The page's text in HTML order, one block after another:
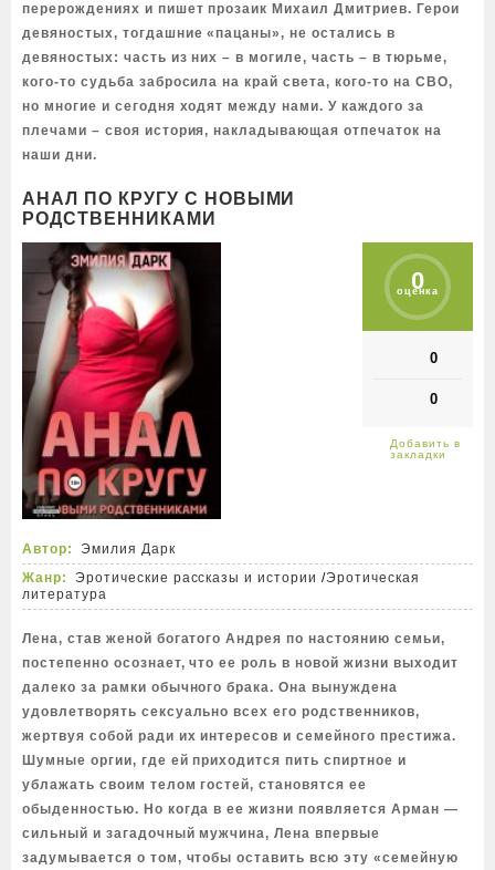
перерождениях и пишет прозаик Михаил Дмитриев. Герои
девяностых, тогдашние «пацаны», не остались в
девяностых: часть из них – в могиле, часть – в тюрьме,
кого-то судьба забросила на край света, кого-то на СВО,
но многие и сегодня ходят между нами. У каждого за
плечами – своя история, накладывающая отпечаток на
наши дни.
АНАЛ ПО КРУГУ С НОВЫМИ
РОДСТВЕННИКАМИ
0
оценка
0
0
Автор:
Эмилия Дарк
Жанр:
Эротические рассказы и истории /Эротическая
литература
Лена, став женой богатого Андрея по настоянию семьи,
постепенно осознает, что ее роль в новой жизни выходит
далеко за рамки обычного брака. Она вынуждена
удовлетворять сексуально всех его родственников,
жертвуя собой ради их интересов и семейного престижа.
Шумные оргии, где ей приходится пить спиртное и
ублажать своим телом гостей, становятся ее
обыденностью. Но когда в ее жизни появляется Арман —
сильный и загадочный мужчина, Лена впервые
задумывается о том, чтобы оставить всю эту «семейную